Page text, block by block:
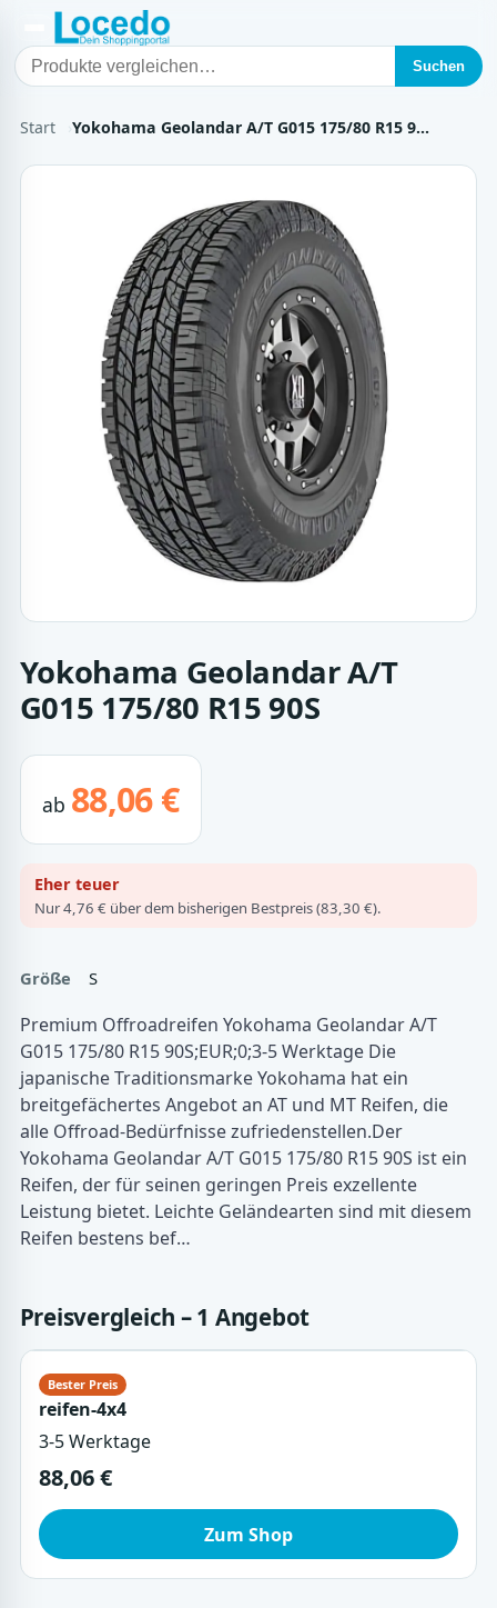
Suchen
Start Yokohama Geolandar A/T G015 175/80 R15 9…
Yokohama Geolandar A/T
G015 175/80 R15 90S
ab 88,06 €
Eher teuer
Nur 4,76 € über dem bisherigen Bestpreis (83,30 €).
Größe S
Premium Offroadreifen Yokohama Geolandar A/T
G015 175/80 R15 90S;EUR;0;3-5 Werktage Die
japanische Traditionsmarke Yokohama hat ein
breitgefächertes Angebot an AT und MT Reifen, die
alle Offroad-Bedürfnisse zufriedenstellen.Der
Yokohama Geolandar A/T G015 175/80 R15 90S ist ein
Reifen, der für seinen geringen Preis exzellente
Leistung bietet. Leichte Geländearten sind mit diesem
Reifen bestens bef…
Preisvergleich – 1 Angebot
reifen-4x4
3-5 Werktage
88,06 €
Zum Shop